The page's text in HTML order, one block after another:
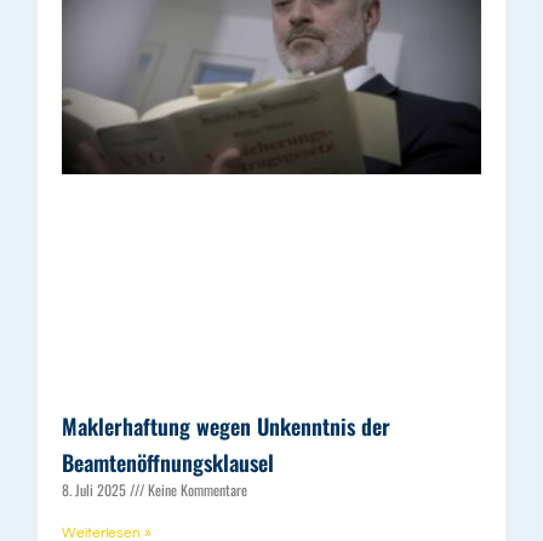
Maklerhaftung wegen Unkenntnis der
Beamtenöffnungsklausel
8. Juli 2025 Keine Kommentare
Weiterlesen »